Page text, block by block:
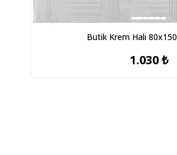
Butik Krem Halı
1.030 ₺